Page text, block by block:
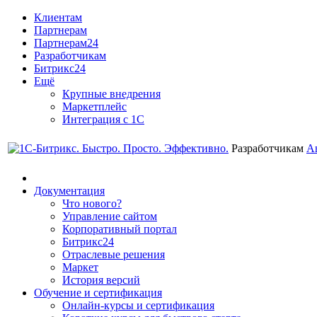
Клиентам
Партнерам
Партнерам24
Разработчикам
Битрикс24
Ещё
Крупные внедрения
Маркетплейс
Интеграция с 1С
Разработчикам
Документация
Что нового?
Управление сайтом
Корпоративный портал
Битрикс24
Отраслевые решения
Маркет
История версий
Обучение и сертификация
Онлайн-курсы и сертификация